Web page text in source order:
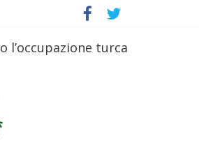
l’occupazione turca